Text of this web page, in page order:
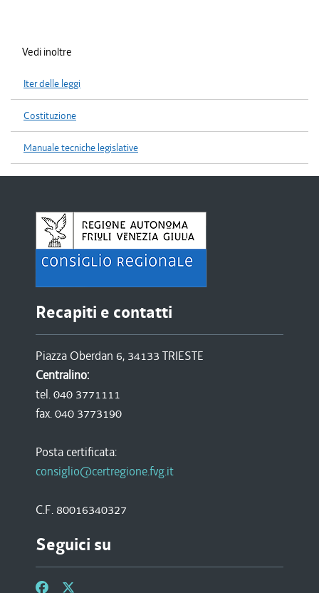
Vedi inoltre
Iter delle leggi
Costituzione
Manuale tecniche legislative
Recapiti e contatti
Piazza Oberdan 6, 34133 TRIESTE
Centralino:
tel. 040 3771111
fax. 040 3773190
Posta certificata:
consiglio@certregione.fvg.it
C.F. 80016340327
Seguici su